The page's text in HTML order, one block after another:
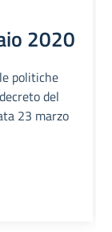
2020
politiche
del
23 marzo